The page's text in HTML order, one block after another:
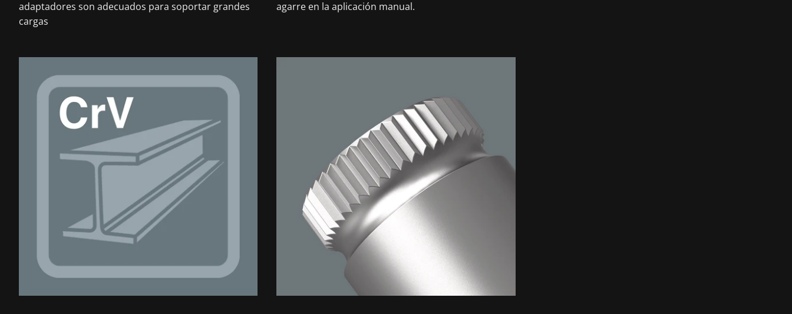
adaptadores son adecuados para soportar grandes
cargas
agarre en la aplicación manual.